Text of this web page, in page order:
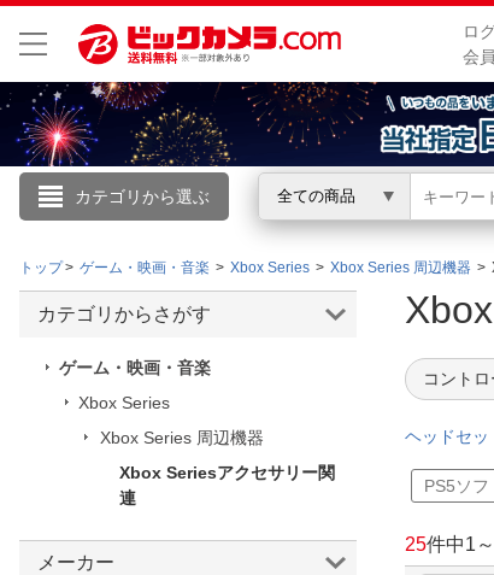
ロ
会
カテゴリから選ぶ 全ての商品
こんにちは
ログイン
会員メニュー
お買いもの履歴
トップ ゲーム・映画・音楽 Xbox Series Xbox Series 周辺機器
コント
ヘッドセッ
PS5ソ
25件中1 ～
カテゴリからさがす
ゲーム・映画・音楽
Xbox Series
Xbox Series 周辺機器
Xbox Seriesアクセサリー関
連
メーカー